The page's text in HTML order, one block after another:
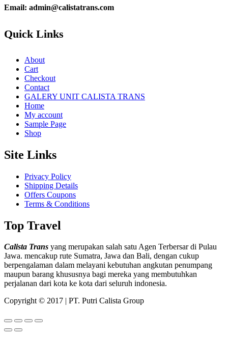
Email: admin@calistatrans.com
Quick Links
About
Cart
Checkout
Contact
GALERY UNIT CALISTA TRANS
Home
My account
Sample Page
Shop
Site Links
Privacy Policy
Shipping Details
Offers Coupons
Terms & Conditions
Top Travel
Calista Trans yang merupakan salah satu Agen Terbersar di Pulau
Jawa. mencakup rute Sumatra, Jawa dan Bali, dengan cukup
berpengalaman dalam melayani kebutuhan angkutan penumpang
maupun barang khususnya bagi mereka yang membutuhkan
perjalanan dari kota ke kota dari seluruh indonesia.
Copyright © 2017 | PT. Putri Calista Group